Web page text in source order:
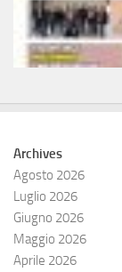
Archives
Agosto 2026
Luglio 2026
Giugno 2026
Maggio 2026
Aprile 2026